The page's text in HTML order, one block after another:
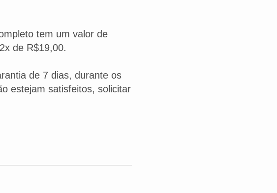
tem um valor de
de R$19,00.
de 7 dias, durante os
estejam satisfeitos, solicitar